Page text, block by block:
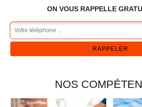
ON VOUS RAPPELLE
NOS